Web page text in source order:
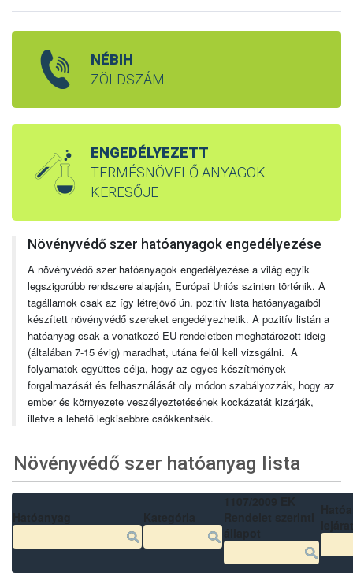
NÉBIH
ZÖLDSZÁM
ENGEDÉLYEZETT
TERMÉSNÖVELŐ ANYAGOK
KERESŐJE
Növényvédő szer hatóanyagok engedélyezése
A növényvédő szer hatóanyagok engedélyezése a világ egyik
legszigorúbb rendszere alapján, Európai Uniós szinten történik. A
tagállamok csak az így létrejövő ún. pozitív lista hatóanyagaiból
készített növényvédő szereket engedélyezhetik. A pozitív listán a
hatóanyag csak a vonatkozó EU rendeletben meghatározott ideig
(általában 7-15 évig) maradhat, utána felül kell vizsgálni. A
folyamatok együttes célja, hogy az egyes készítmények
forgalmazását és felhasználását oly módon szabályozzák, hogy az
ember és környezete veszélyeztetésének kockázatát kizárják,
illetve a lehető legkisebbre csökkentsék.
Növényvédő szer hatóanyag lista